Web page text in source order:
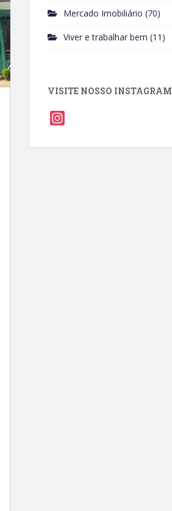
Mercado Imobiliário (70)
Viver e trabalhar bem (11)
VISITE NOSSO INSTAGRAM
s